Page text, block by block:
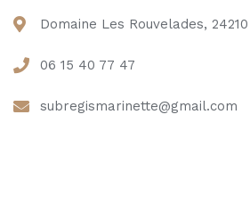
Domaine Les Rouvelades,
06 15 40 77 47
subregismarinette@gmail.com